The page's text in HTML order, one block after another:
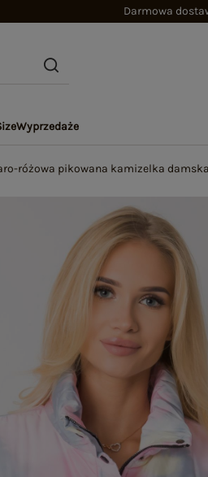
Darmowa
Wyprzedaże
różowa pikowana kamizelka